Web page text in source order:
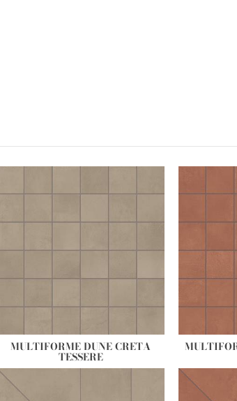
MULTIFORME DUNE CRETA
TESSERE